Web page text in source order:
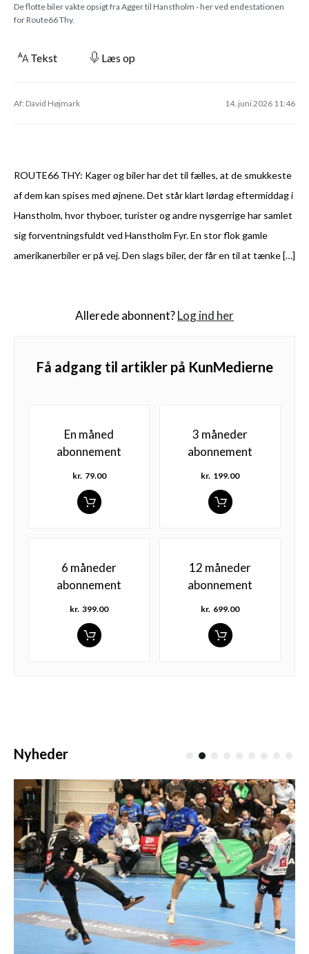
De flotte biler vakte opsigt fra Agger til Hanstholm - her ved endestationen
for Route66 Thy.
Tekst Læs op
Af: David Højmark 14. juni 2026 11:46
ROUTE66 THY: Kager og biler har det til fælles, at de smukkeste
af dem kan spises med øjnene. Det står klart lørdag eftermiddag i
Hanstholm, hvor thyboer, turister og andre nysgerrige har samlet
sig forventningsfuldt ved Hanstholm Fyr. En stor flok gamle
amerikanerbiler er på vej. Den slags biler, der får en til at tænke […]
Allerede abonnent?Log ind her
Få adgang til artikler på KunMedierne
En måned
abonnement
kr. 79.00
3 måneder
abonnement
kr. 199.00
6 måneder
abonnement
kr. 399.00
12 måneder
abonnement
kr. 699.00
Nyheder